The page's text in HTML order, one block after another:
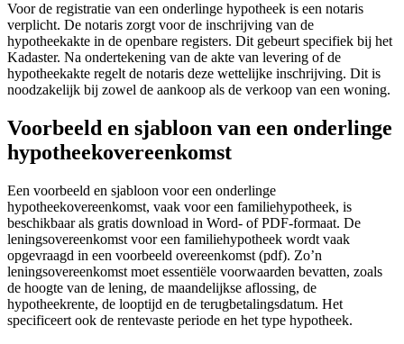
Voor de registratie van een onderlinge hypotheek is een notaris
verplicht. De notaris zorgt voor de inschrijving van de
hypotheekakte in de openbare registers. Dit gebeurt specifiek bij het
Kadaster. Na ondertekening van de akte van levering of de
hypotheekakte regelt de notaris deze wettelijke inschrijving. Dit is
noodzakelijk bij zowel de aankoop als de verkoop van een woning.
Voorbeeld en sjabloon van een onderlinge
hypotheekovereenkomst
Een voorbeeld en sjabloon voor een onderlinge
hypotheekovereenkomst, vaak voor een familiehypotheek, is
beschikbaar als gratis download in Word- of PDF-formaat. De
leningsovereenkomst voor een familiehypotheek wordt vaak
opgevraagd in een voorbeeld overeenkomst (pdf). Zo’n
leningsovereenkomst moet essentiële voorwaarden bevatten, zoals
de hoogte van de lening, de maandelijkse aflossing, de
hypotheekrente, de looptijd en de terugbetalingsdatum. Het
specificeert ook de rentevaste periode en het type hypotheek.